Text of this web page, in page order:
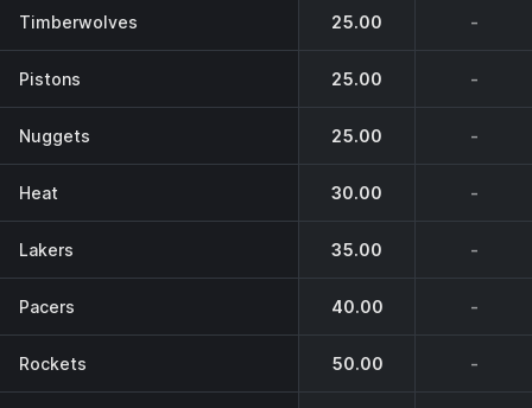
Timberwolves 25.00 -
Pistons 25.00 -
Nuggets 25.00 -
Heat 30.00 -
Lakers 35.00 -
Pacers 40.00 -
Rockets 50.00 -